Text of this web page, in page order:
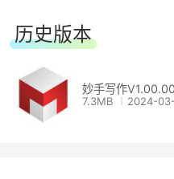
历史版本
妙手写作
7.3MB 2024-